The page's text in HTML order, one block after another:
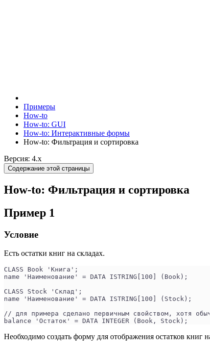
Примеры
How-to
How-to: GUI
How-to: Интерактивные формы
How-to: Фильтрация и сортировка
Версия: 4.x
Содержание этой страницы
How-to: Фильтрация и сортировка
Пример 1
Условие
Есть остатки книг на складах.
CLASS Book 'Книга';
name 'Наименование' = DATA ISTRING[100] (Book);
CLASS Stock 'Склад';
name 'Наименование' = DATA ISTRING[100] (Stock);
// для примера сделано первичным свойством, хотя
balance 'Остаток' = DATA INTEGER (Book, Stock);
Необходимо создать форму для отображения остатков книг